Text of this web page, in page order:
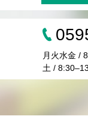
月火水金 /
土 /